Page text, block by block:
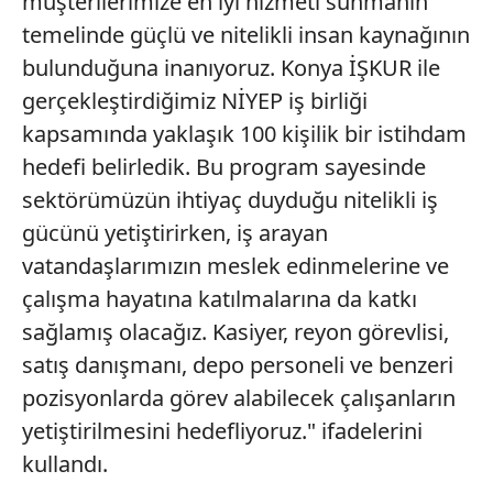
6698 sayılı Kişisel Verilerin Korunması Kanunu uyarınca
hazırlanmış Aydınlatma Metnimizi okumak ve sitemizde
ilgili mevzuata uygun olarak kullanılan çerezlerle ilgili bilgi
almak için lütfentıklayınız.
temelinde güçlü ve nitelikli insan kaynağının
bulunduğuna inanıyoruz. Konya İŞKUR ile
gerçekleştirdiğimiz NİYEP iş birliği
kapsamında yaklaşık 100 kişilik bir istihdam
hedefi belirledik. Bu program sayesinde
sektörümüzün ihtiyaç duyduğu nitelikli iş
gücünü yetiştirirken, iş arayan
vatandaşlarımızın meslek edinmelerine ve
çalışma hayatına katılmalarına da katkı
sağlamış olacağız. Kasiyer, reyon görevlisi,
satış danışmanı, depo personeli ve benzeri
pozisyonlarda görev alabilecek çalışanların
yetiştirilmesini hedefliyoruz." ifadelerini
kullandı.